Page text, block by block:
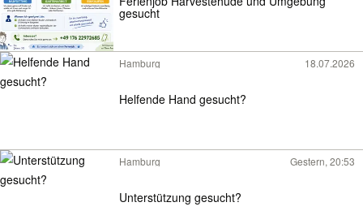
gesucht
Hamburg 18.07.2026
Helfende Hand gesucht?
Hamburg Gestern, 20:53
Unterstützung gesucht?